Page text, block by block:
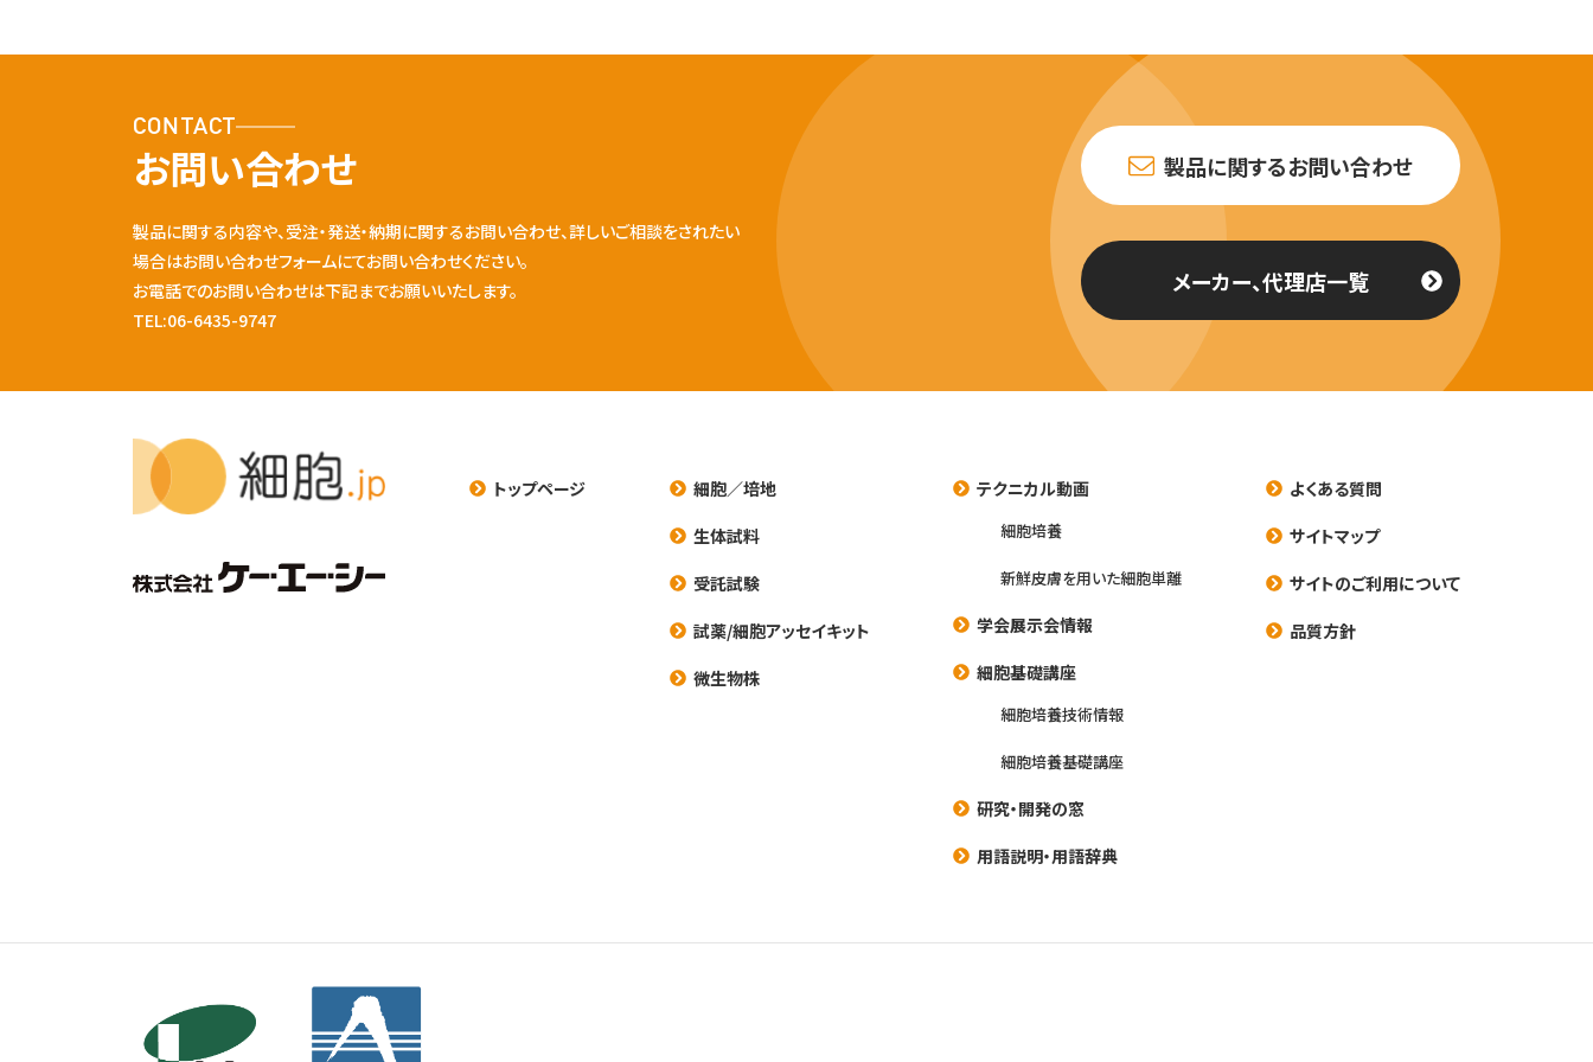
CONTACT
お問い合わせ
製品に関する内容や、受注・発送・納期に関するお問い合わせ、詳しいご相談をされたい
場合はお問い合わせフォームにてお問い合わせください。
お電話でのお問い合わせは下記までお願いいたします。
TEL:06-6435-9747
製品に関するお問い合わせ
メーカー、代理店一覧
トップページ
細胞／培地
生体試料
受託試験
試薬/細胞アッセイキット
微生物株
テクニカル動画
細胞培養
新鮮皮膚を用いた細胞単離
学会展示会情報
細胞基礎講座
細胞培養技術情報
細胞培養基礎講座
研究・開発の窓
用語説明・用語辞典
よくある質問
サイトマップ
サイトのご利用について
品質方針